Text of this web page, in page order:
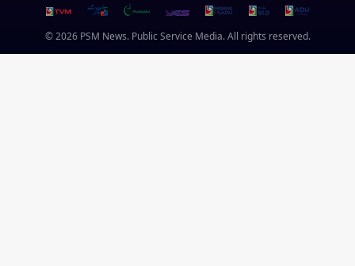
© 2026 PSM News. Public Service Media. All rights reserved.